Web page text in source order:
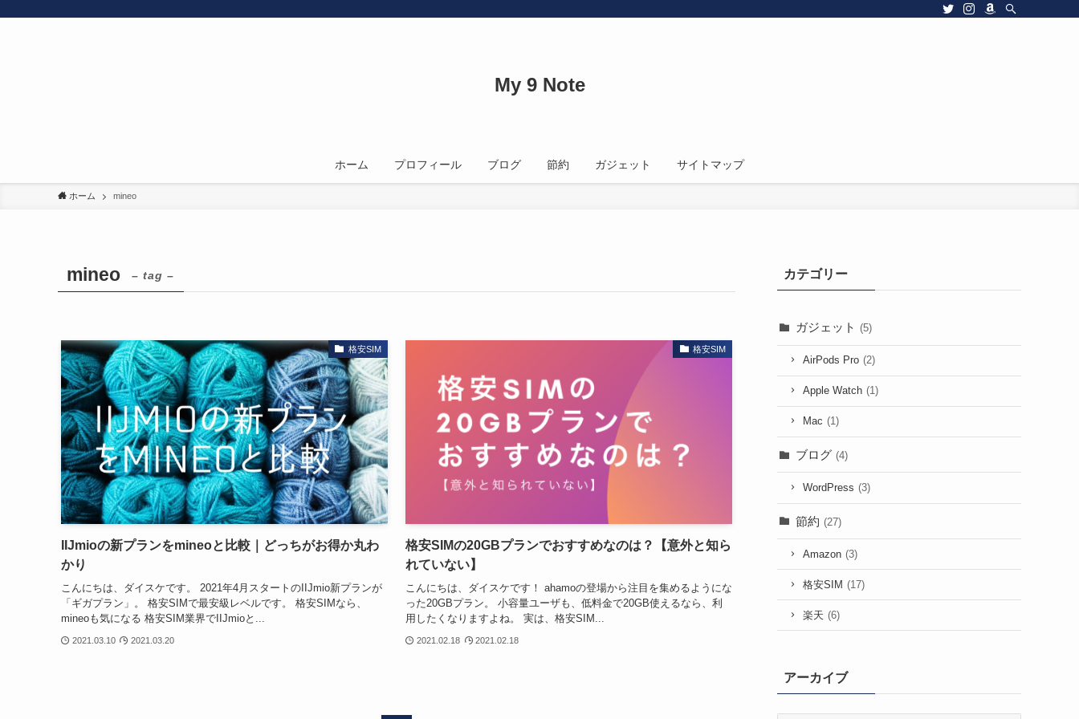
My 9 Note
ホーム プロフィール ブログ 節約 ガジェット サイトマップ
ホーム mineo
mineo – tag –
格安SIM
IIJmioの新プランをmineoと比較｜どっちがお得か丸わ
かり
こんにちは、ダイスケです。 2021年4月スタートのIIJmio新プランが
「ギガプラン」。 格安SIMで最安級レベルです。 格安SIMなら、
mineoも気になる 格安SIM業界でIIJmioと...
2021.03.10 2021.03.20
格安SIM
格安SIMの20GBプランでおすすめなのは？【意外と知ら
れていない】
こんにちは、ダイスケです！ ahamoの登場から注目を集めるようにな
った20GBプラン。 小容量ユーザも、低料金で20GB使えるなら、利
用したくなりますよね。 実は、格安SIM...
2021.02.18 2021.02.18
カテゴリー
ガジェット (5)
AirPods Pro (2)
Apple Watch (1)
Mac (1)
ブログ (4)
WordPress (3)
節約 (27)
Amazon (3)
格安SIM (17)
楽天 (6)
アーカイブ